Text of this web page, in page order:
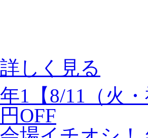
詳しく見る
年1【8/11（火
円OFF